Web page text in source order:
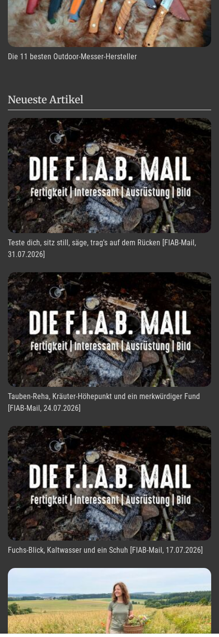
Die 11 besten Outdoor-Messer-Hersteller
Neueste Artikel
Teste dich, sitz still, säge, trag's auf dem Rücken [FIAB-Mail,
31.07.2026]
Tauben-Reha, Kräuter-Höhepunkt und ein merkwürdiger Fund
[FIAB-Mail, 24.07.2026]
Fuchs-Blick, Kaltwasser und ein Schuh [FIAB-Mail, 17.07.2026]